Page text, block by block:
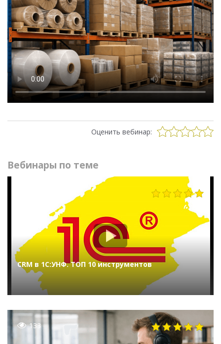
Оценить вебинар:
Вебинары по теме
CRM в 1С:УНФ. ТОП 10 инструментов
133